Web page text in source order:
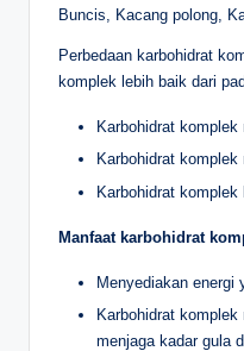
Buncis, Kacang polong,
Perbedaan karbohidrat
komplek lebih baik dari
Karbohidrat
Karbohidrat
Karbohidrat
Manfaat karbohidrat
Menyediakan energi
Karbohidrat
menjaga kadar gula